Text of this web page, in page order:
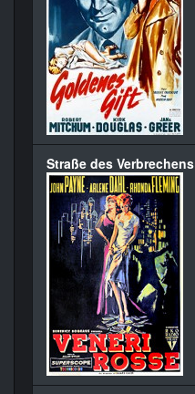
Straße des Verbrechens